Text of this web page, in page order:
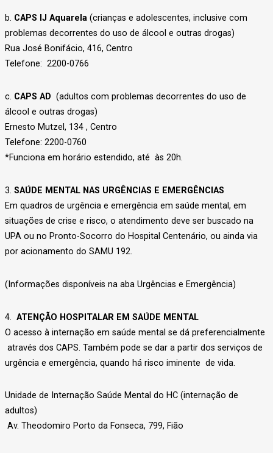
b. CAPS IJ Aquarela (crianças e adolescentes, inclusive com
problemas decorrentes do uso de álcool e outras drogas)
Rua José Bonifácio, 416, Centro
Telefone: 2200-0766
c. CAPS AD (adultos com problemas decorrentes do uso de
álcool e outras drogas)
Ernesto Mutzel, 134 , Centro
Telefone: 2200-0760
*Funciona em horário estendido, até às 20h.
3. SAÚDE MENTAL NAS URGÊNCIAS E EMERGÊNCIAS
Em quadros de urgência e emergência em saúde mental, em
situações de crise e risco, o atendimento deve ser buscado na
UPA ou no Pronto-Socorro do Hospital Centenário, ou ainda via
por acionamento do SAMU 192.
(Informações disponíveis na aba Urgências e Emergência)
4. ATENÇÃO HOSPITALAR EM SAÚDE MENTAL
O acesso à internação em saúde mental se dá preferencialmente
através dos CAPS. Também pode se dar a partir dos serviços de
urgência e emergência, quando há risco iminente de vida.
Unidade de Internação Saúde Mental do HC (internação de
adultos)
Av. Theodomiro Porto da Fonseca, 799, Fião